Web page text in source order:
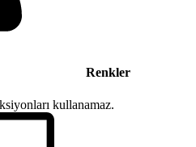
Renkler
kullanamaz.